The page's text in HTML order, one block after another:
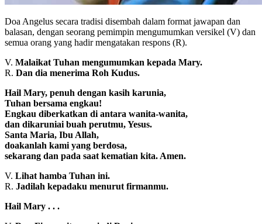
Doa Angelus secara tradisi disembah dalam format jawapan dan
balasan, dengan seorang pemimpin mengumumkan versikel (V) dan
semua orang yang hadir mengatakan respons (R).
V. Malaikat Tuhan mengumumkan kepada Mary.
R. Dan dia menerima Roh Kudus.
Hail Mary, penuh dengan kasih karunia,
Tuhan bersama engkau!
Engkau diberkatkan di antara wanita-wanita,
dan dikaruniai buah perutmu, Yesus.
Santa Maria, Ibu Allah,
doakanlah kami yang berdosa,
sekarang dan pada saat kematian kita. Amen.
V. Lihat hamba Tuhan ini.
R. Jadilah kepadaku menurut firmanmu.
Hail Mary . . .